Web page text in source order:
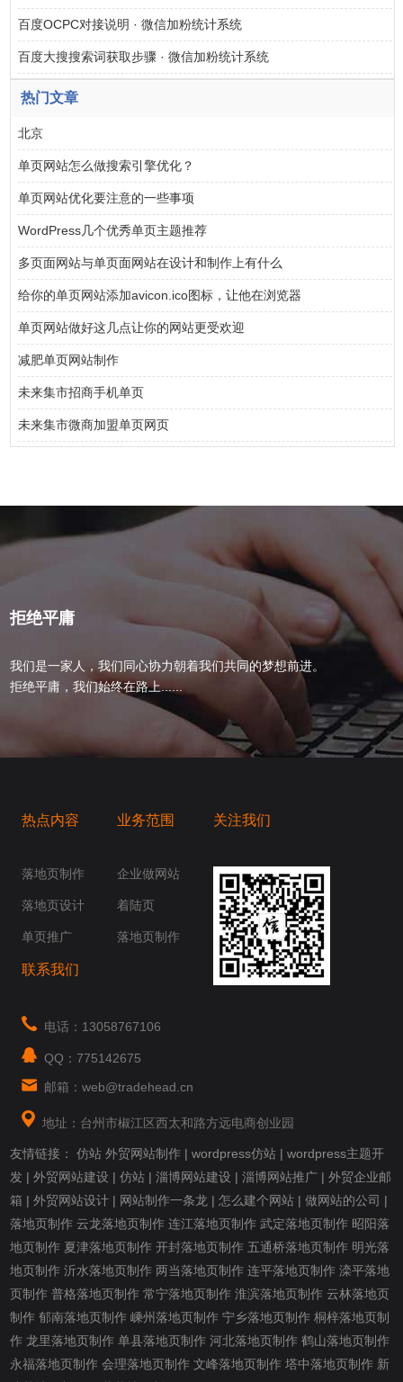
百度OCPC对接说明 · 微信加粉统计系统
百度大搜搜索词获取步骤 · 微信加粉统计系统
热门文章
北京
单页网站怎么做搜索引擎优化？
单页网站优化要注意的一些事项
WordPress几个优秀单页主题推荐
多页面网站与单页面网站在设计和制作上有什么
给你的单页网站添加avicon.ico图标，让他在浏览器
单页网站做好这几点让你的网站更受欢迎
减肥单页网站制作
未来集市招商手机单页
未来集市微商加盟单页网页
拒绝平庸
我们是一家人，我们同心协力朝着我们共同的梦想前进。
拒绝平庸，我们始终在路上......
热点内容
落地页制作
落地页设计
单页推广
业务范围
企业做网站
着陆页
落地页制作
关注我们
联系我们
电话：13058767106
QQ：775142675
邮箱：web@tradehead.cn
地址：台州市椒江区西太和路方远电商创业园
友情链接：仿站 外贸网站制作 |wordpress仿站 |wordpress主题开
发 |外贸网站建设 |仿站 |淄博网站建设 |淄博网站推广 |外贸企业邮
箱 |外贸网站设计 | 网站制作一条龙 |怎么建个网站 |做网站的公司 |
落地页制作 云龙落地页制作 连江落地页制作 武定落地页制作 昭阳落
地页制作 夏津落地页制作 开封落地页制作 五通桥落地页制作 明光落
地页制作 沂水落地页制作 两当落地页制作 连平落地页制作 滦平落地
页制作 普格落地页制作 常宁落地页制作 淮滨落地页制作 云林落地页
制作 郁南落地页制作 嵊州落地页制作 宁乡落地页制作 桐梓落地页制
作 龙里落地页制作 单县落地页制作 河北落地页制作 鹤山落地页制作
永福落地页制作 会理落地页制作 文峰落地页制作 塔中落地页制作 新